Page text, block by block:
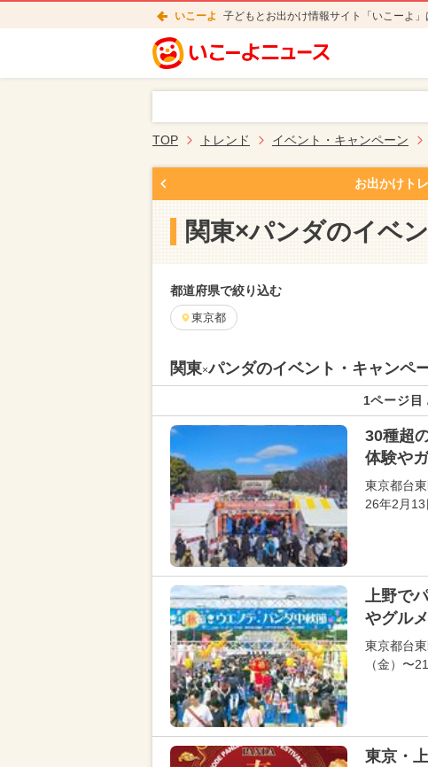
いこーよ 子どもとお出かけ情報サイト「いこーよ
TOP トレンド イベント・キャンペーン
お出かけト
関東×パンダのイベ
都道府県で絞り込む
東京都
関東×パンダのイベント・キャンペ
1ページ目
30種超
体験や
東京都台
26年2月
上野で
やグル
東京都台
（金）〜
東京・